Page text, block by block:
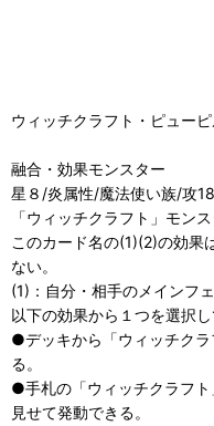
ウィッチクラフト・ピュー
融合・効果モンスター
星８/炎属性/魔法使い族/攻
「ウィッチクラフト」モン
このカード名の(1)(2)の効果
ない。
(1)：自分・相手のメインフ
以下の効果から１つを選択し
●デッキから「ウィッチクラ
る。
●手札の「ウィッチクラフ
見せて発動できる。